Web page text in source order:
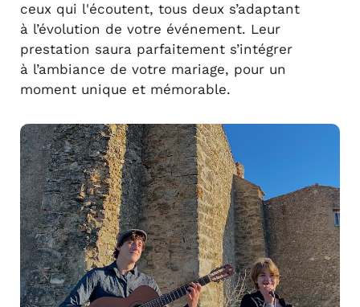
ceux qui l'écoutent, tous deux s’adaptant
à l’évolution de votre événement. Leur
prestation saura parfaitement s’intégrer
à l’ambiance de votre mariage, pour un
moment unique et mémorable.